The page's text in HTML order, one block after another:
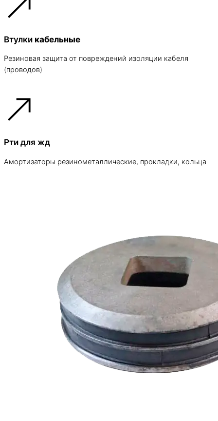
Втулки кабельные
Резиновая защита от повреждений изоляции кабеля
(проводов)
Рти для жд
Амортизаторы резинометаллические, прокладки, кольца